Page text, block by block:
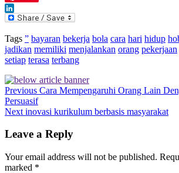
LinkedIn
Tags ” bayaran bekerja bola cara hari hidup
jadikan memiliki menjalankan orang pekerjaan
setiap terasa terbang
Previous Cara Mempengaruhi Orang Lain
Persuasif
Next inovasi kurikulum berbasis masyarakat
Leave a Reply
Your email address will not be published.
marked *